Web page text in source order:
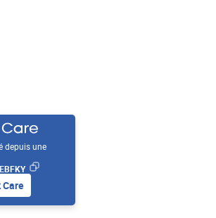
depuis une
Care